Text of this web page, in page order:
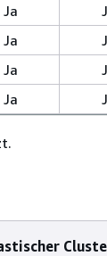
Ja
Ja
Ja
Ja